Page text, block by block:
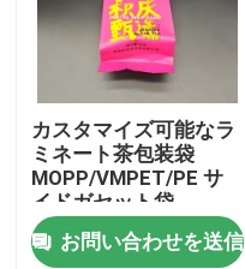
カスタマイズ可能なラ
ミネート茶包装袋
MOPP/VMPET/PE サ
イドガセット袋
お問い合わせを送信